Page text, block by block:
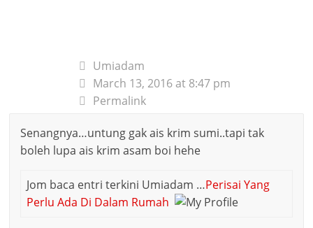
Umiadam
March 13, 2016 at 8:47 pm
Permalink
Senangnya…untung gak ais krim sumi..tapi tak
boleh lupa ais krim asam boi hehe
Jom baca entri terkini Umiadam …Perisai Yang
Perlu Ada Di Dalam Rumah